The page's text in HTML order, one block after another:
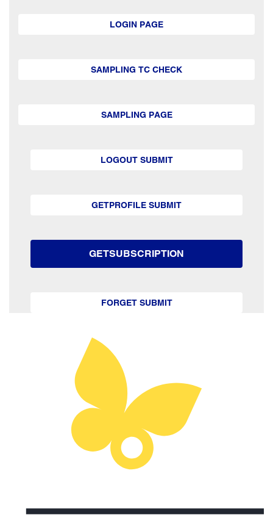
LOGIN PAGE
SAMPLING TC CHECK
SAMPLING PAGE
LOGOUT SUBMIT
GETPROFILE SUBMIT
GETSUBSCRIPTION
FORGET SUBMIT